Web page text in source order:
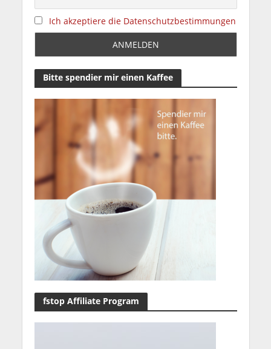
Ich akzeptiere die Datenschutzbestimmungen
Bitte spendier mir einen Kaffee
fstop Affiliate Program